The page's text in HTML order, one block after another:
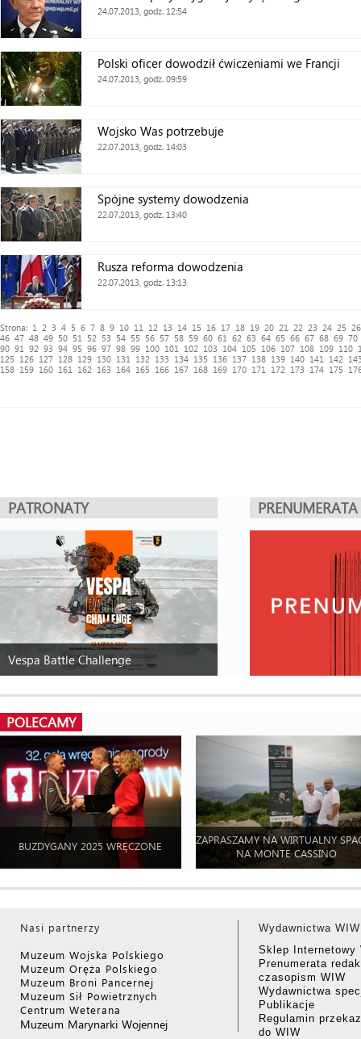
24.07.2013, godz. 12:54
Polski oficer dowodził ćwiczeniami we Francji
24.07.2013, godz. 09:59
Wojsko Was potrzebuje
22.07.2013, godz. 14:03
Spójne systemy dowodzenia
22.07.2013, godz. 13:40
Rusza reforma dowodzenia
22.07.2013, godz. 13:13
Strona: 1 2 3 4 5 6 7 8 9 10 11 12 13 14 15 16 17 18 19 20 21 22 23 24 25
26
46 47 48 49 50 51 52 53 54 55 56 57 58 59 60 61 62 63 64 65 66 67 68 69 70
90 91 92 93 94 95 96 97 98 99 100 101 102 103 104 105 106 107 108 109 110
125
126 127 128 129 130 131 132 133 134 135 136 137 138 139 140 141 142
158 159 160 161 162 163 164 165 166 167 168 169 170 171 172 173 174 175
PATRONATY
Vespa Battle Challenge
PRENUMERATA
POLECAMY
BUZDYGANY 2025 WRĘCZONE
ZAPRASZAMY NA WIRTUALNY
NA MONTE CASSINO
Nasi partnerzy
Muzeum Wojska Polskiego
Muzeum Oręża Polskiego
Muzeum Broni Pancernej
Muzeum Sił Powietrznych
Centrum Weterana
Muzeum Marynarki Wojennej
Wydawnictwa WIW
Sklep Internetowy
Prenumerata
czasopism WIW
Wydawnictwa
Publikacje
Regulamin
do WIW